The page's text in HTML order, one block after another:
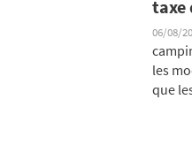
taxe
06/08/
les
que